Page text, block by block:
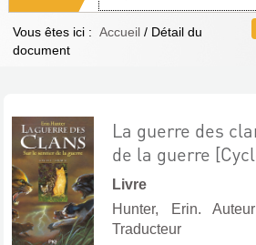
Vous êtes ici : Accueil / Détail du
document
La guerre des
de la guerre
Livre
Hunter, Erin. Auteur
Traducteur